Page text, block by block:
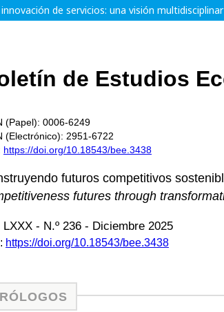
de servicios: una visión multidisciplinar